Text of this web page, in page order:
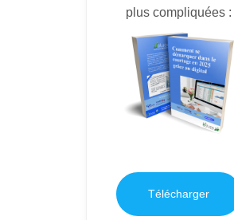
plus compliquées :
Télécharger